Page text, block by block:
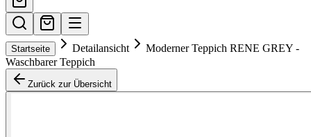
Startseite Detailansicht
Moderner Teppich RENE GREY -
Waschbarer Teppich
Zurück zur Übersicht